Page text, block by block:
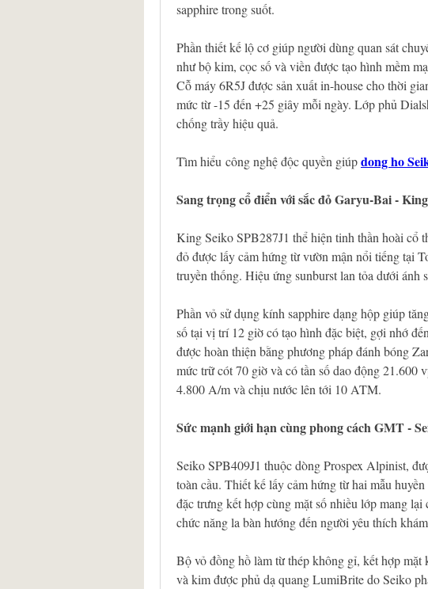
sapphire trong suốt.
Phần thiết kế lộ cơ giúp người dùng quan sát
như bộ kim, cọc số và viền được tạo hình mềm
Cỗ máy 6R5J được sản xuất in-house cho thời
mức từ -15 đến +25 giây mỗi ngày. Lớp phủ
chống trầy hiệu quả.
Tìm hiểu công nghệ độc quyền giúp dong ho
Sang trọng cổ điển với sắc đỏ Garyu-Bai -
King Seiko SPB287J1 thể hiện tinh thần hoài cổ
đỏ được lấy cảm hứng từ vườn mận nổi tiếng tại
truyền thống. Hiệu ứng sunburst lan tỏa dưới ánh
Phần vỏ sử dụng kính sapphire dạng hộp giúp
số tại vị trí 12 giờ có tạo hình đặc biệt, gợi nhớ
được hoàn thiện bằng phương pháp đánh bóng
mức trữ cót 70 giờ và có tần số dao động 21.600
4.800 A/m và chịu nước lên tới 10 ATM.
Sức mạnh giới hạn cùng phong cách GMT -
Seiko SPB409J1 thuộc dòng Prospex Alpinist,
toàn cầu. Thiết kế lấy cảm hứng từ hai mẫu
đặc trưng kết hợp cùng mặt số nhiều lớp mang
chức năng la bàn hướng đến người yêu thích
Bộ vỏ đồng hồ làm từ thép không gỉ, kết hợp
và kim được phủ dạ quang LumiBrite do Seiko